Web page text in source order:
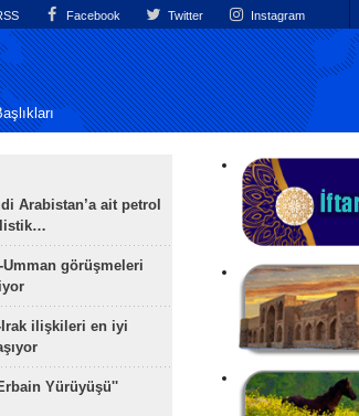
Facebook Twitter Instagram
Arabistan’a ait petrol
Umman görüşmeleri
Irak ilişkileri en iyi
Yürüyüşü''